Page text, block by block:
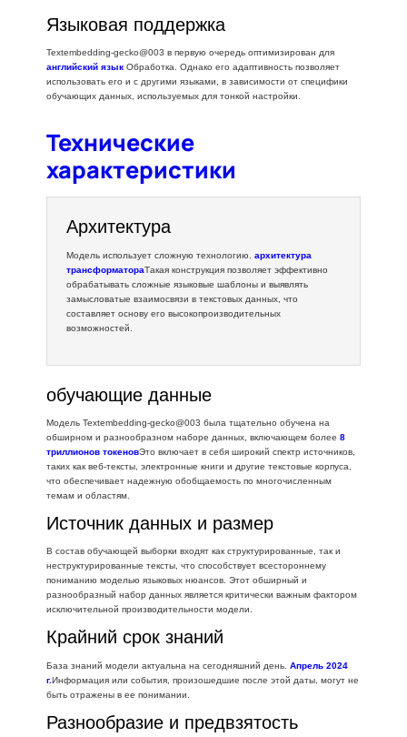
Языковая поддержка
Textembedding-gecko@003 в первую очередь оптимизирован для
английский язык Обработка. Однако его адаптивность позволяет
использовать его и с другими языками, в зависимости от специфики
обучающих данных, используемых для тонкой настройки.
Технические
характеристики
Архитектура
Модель использует сложную технологию.архитектура
трансформатораТакая конструкция позволяет эффективно
обрабатывать сложные языковые шаблоны и выявлять
замысловатые взаимосвязи в текстовых данных, что
составляет основу его высокопроизводительных
возможностей.
обучающие данные
Модель Textembedding-gecko@003 была тщательно обучена на
обширном и разнообразном наборе данных, включающем более8
триллионов токеновЭто включает в себя широкий спектр источников,
таких как веб-тексты, электронные книги и другие текстовые корпуса,
что обеспечивает надежную обобщаемость по многочисленным
темам и областям.
Источник данных и размер
В состав обучающей выборки входят как структурированные, так и
неструктурированные тексты, что способствует всестороннему
пониманию моделью языковых нюансов. Этот обширный и
разнообразный набор данных является критически важным фактором
исключительной производительности модели.
Крайний срок знаний
База знаний модели актуальна на сегодняшний день.Апрель 2024
г.Информация или события, произошедшие после этой даты, могут не
быть отражены в ее понимании.
Разнообразие и предвзятость